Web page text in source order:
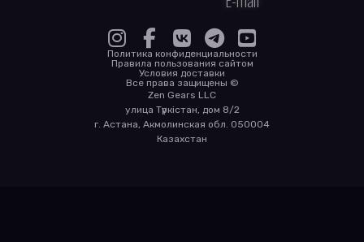
Политика конфиденциальности
Правила пользования сайтом
Условия доставки
Все права защищены ©
Zen Gears LLC
улица Түркістан, дом 8/2
г. Астана, Акмолинская обл. 050004
Казахстан